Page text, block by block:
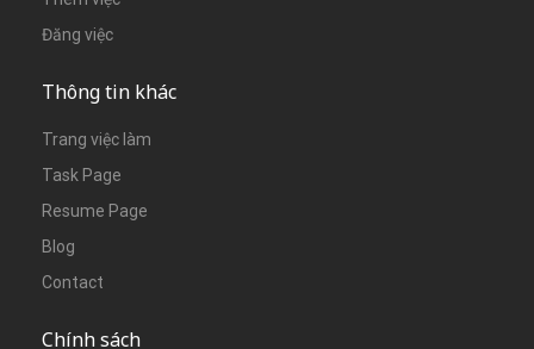
Đăng việc
Thông tin khác
Trang việc làm
Task Page
Resume Page
Blog
Contact
Chính sách